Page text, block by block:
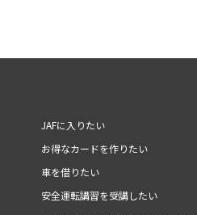
JAFに入りたい
お得なカードを作りたい
車を借りたい
安全運転講習を受講したい